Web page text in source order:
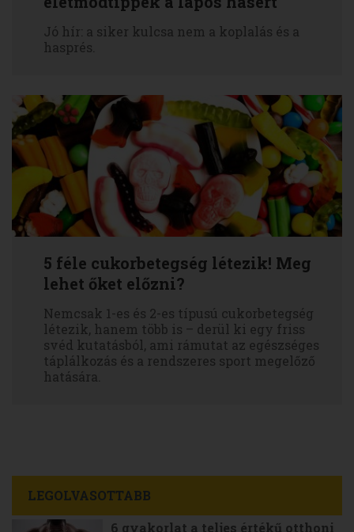
Jó hír: a siker kulcsa nem a koplalás és a
hasprés.
5 féle cukorbetegség létezik! Meg
lehet őket előzni?
Nemcsak 1-es és 2-es típusú cukorbetegség
létezik, hanem több is – derül ki egy friss
svéd kutatásból, ami rámutat az egészséges
táplálkozás és a rendszeres sport megelőző
hatására.
LEGOLVASOTTABB
6 gyakorlat a teljes értékű otthoni